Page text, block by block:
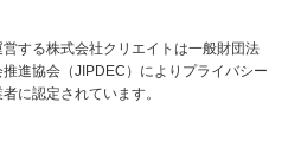
する株式会社クリエイトは一般財団法
進協会（JIPDEC）によりプライバシー
に認定されています。